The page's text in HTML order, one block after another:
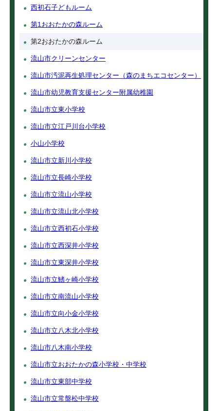
西初石子どもルーム
第1おおたかの森ルーム
第2おおたかの森ルーム
流山市クリーンセンター
流山市汚泥再生処理センター（森のまちエコセンター）
流山市幼児教育支援センター附属幼稚園
流山市立東小学校
流山市立江戸川台小学校
小山小学校
流山市立新川小学校
流山市立長崎小学校
流山市立流山小学校
流山市立流山北小学校
流山市立西初石小学校
流山市立西深井小学校
流山市立東深井小学校
流山市立鰭ヶ崎小学校
流山市立南流山小学校
流山市立向小金小学校
流山市立八木北小学校
流山市八木南小学校
流山市立おおたかの森小学校・中学校
流山市立東部中学校
流山市立常盤松中学校